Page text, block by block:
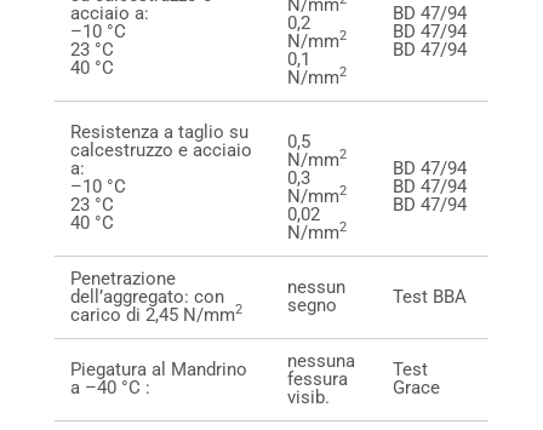
acciaio a:
–10 °C
23 °C
40 °C
N/mm
0,2
N/mm2
0,1
N/mm2
BD 47/94
BD 47/94
BD 47/94
Resistenza a taglio su
calcestruzzo e acciaio
a:
–10 °C
23 °C
40 °C
0,5
N/mm2
0,3
N/mm2
0,02
N/mm2
BD 47/94
BD 47/94
BD 47/94
Penetrazione
dell’aggregato: con
carico di 2,45 N/mm2
nessun
segno
Test BBA
Piegatura al Mandrino
a –40 °C :
nessuna
fessura
visib.
Test
Grace